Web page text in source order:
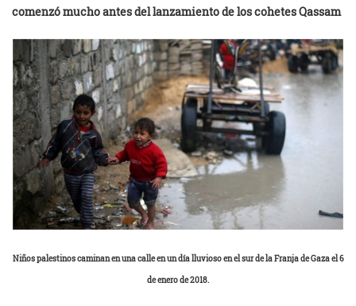
comenzó mucho antes del lanzamiento de los cohetes Qassam
Niños palestinos caminan en una calle en un día lluvioso en el sur de la Franja de Gaza el 6
de enero de 2018.